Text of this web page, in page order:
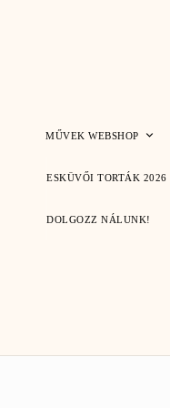
MŰVEK WEBSHOP
ESKÜVŐI TORTÁK 2026
DOLGOZZ NÁLUNK!